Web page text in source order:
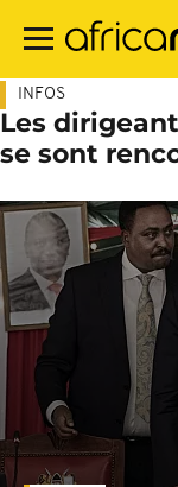
contenu
INFOS
Les
se sont